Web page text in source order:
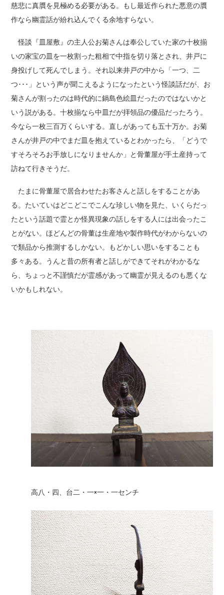
慈悲に真贋を見極める必要がある。もし最近作られた悪意の贋
作なら幽霊話が紛れ込んでくる余地すらない。
怪談『皿屋敷』の主人公お菊さんは奉公していた家の十枚揃
いの家宝の皿を一枚割った粗相で中指を切り落とされ、井戸に
身投げして死んでしまう。それ以来井戸の中から「一つ、二
つ･･･」という声が聞こえるようになったという怪談話だが、お
菊さんが割ったのは時代的に鍋島色絵皿だったのではないかと
いう説がある。十枚揃なら中皿だが拝領品の優品だったろう。
今なら一枚三百万くらいする。直しがあっても五十万か。お菊
さんが井戸の中でまだ皿を抱えているとわかったら、「どうで
すそろそろお手放しになりませんか」と骨董屋が手土産持って
訪ねて行きそうだ。
たまに骨董屋で居合わせたお客さんと話しをすることがあ
る。たいていはどこどこでこんな珍しい物を見た、いくらだっ
たという話題で霊とか怪異現象の話しをする人には出会ったこ
とがない。ほどんどの骨董は生産地や製作時代がわからないの
で類品から推測するしかない。もどかしい思いをすることも
多々ある。うんと昔の所有者と話しができてそれがわかるな
ら、ちょっと不謹慎だが霊感があって幽霊が見えるのも悪くな
いかもしれない。
高八・四、台二・一×一・一センチ